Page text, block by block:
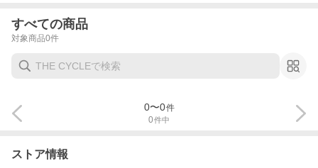
すべての商品
対象商品0件
0件中
0〜0件
ストア情報